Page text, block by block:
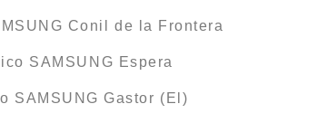
Conil de la Frontera
SAMSUNG Espera
SAMSUNG Gastor (El)